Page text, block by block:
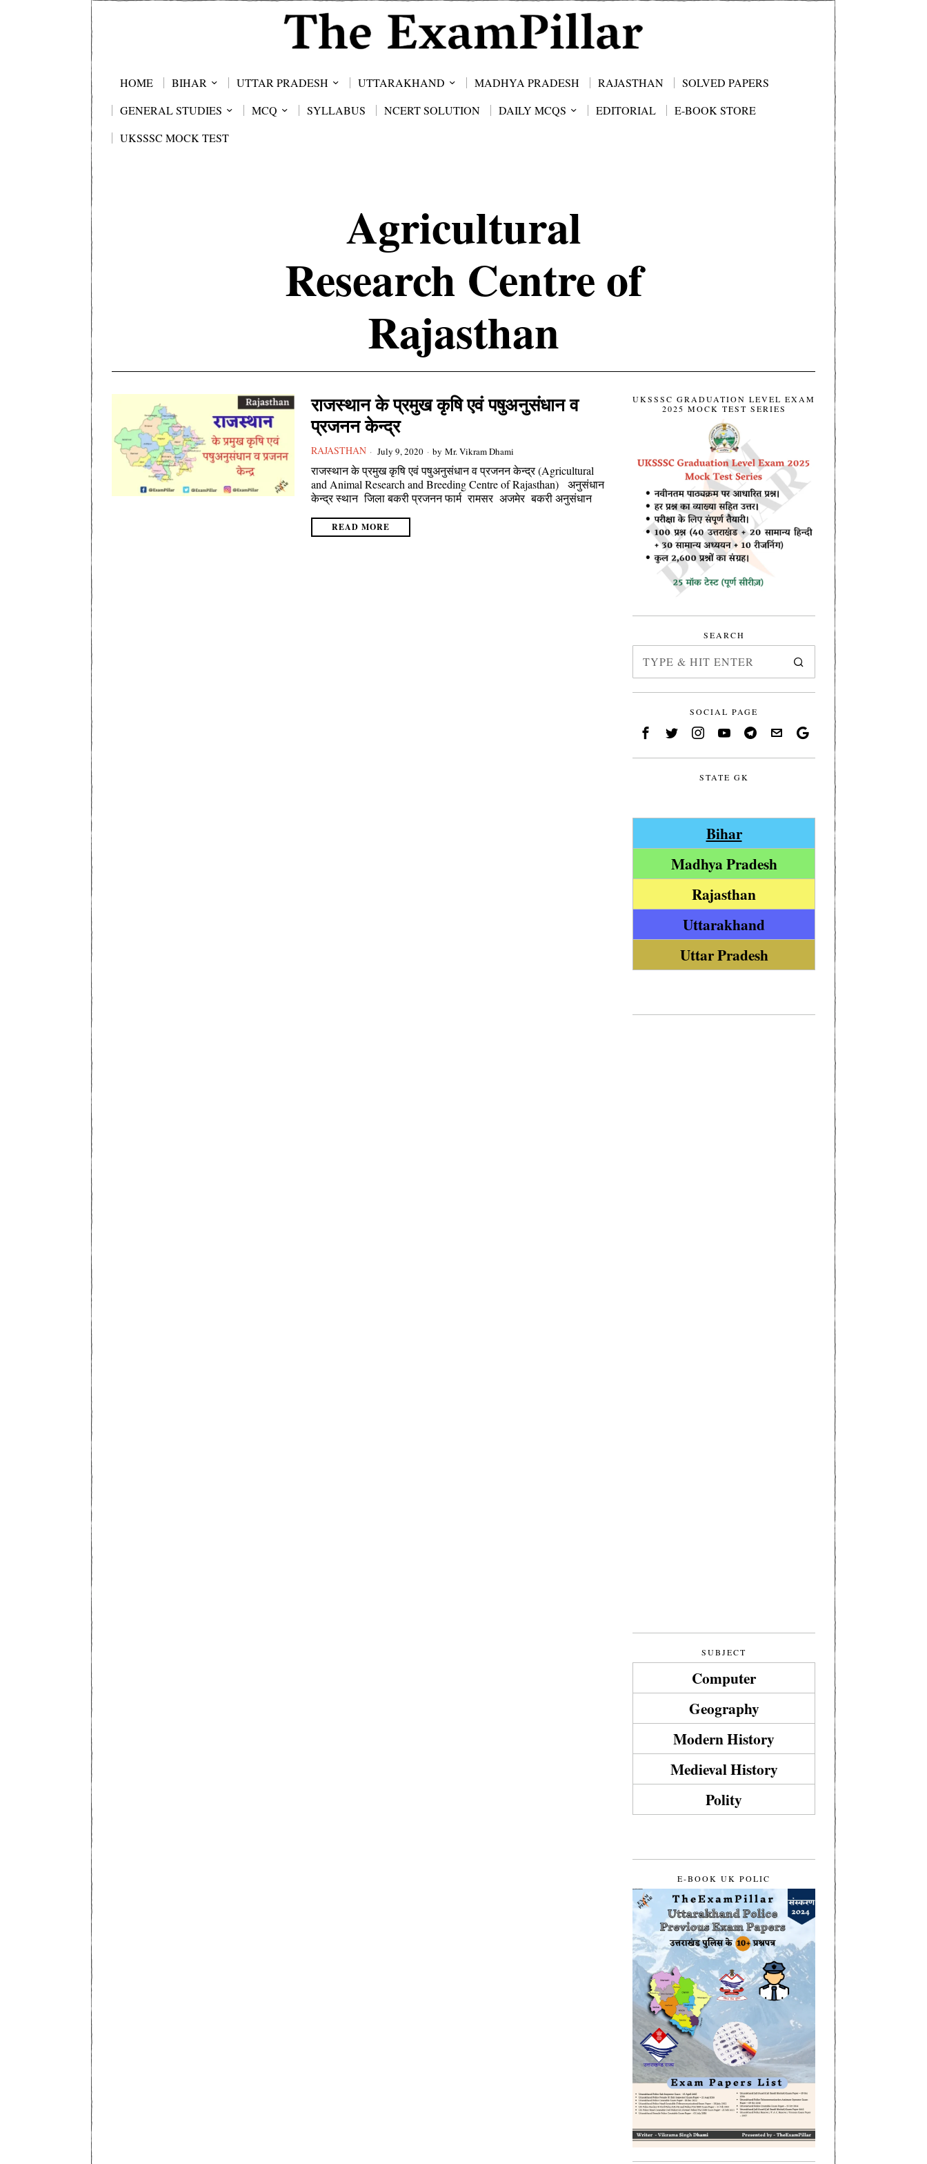
HOME BIHAR UTTAR PRADESH UTTARAKHAND MADHYA PRADESH RAJASTHAN
SOLVED PAPERS
GENERAL STUDIES
MCQ SYLLABUS NCERT SOLUTION DAILY MCQS EDITORIAL
E-BOOK STORE
UKSSSC MOCK TEST
Agricultural
Research Centre of
Rajasthan
राजस्थान के प्रमुख कृषि एवं पषुअनुसंधान व
प्रजनन केन्द्र
RAJASTHAN July 9, 2020 by Mr. Vikram Dhami
राजस्थान के प्रमुख कृषि एवं पषुअनुसंधान व प्रजनन केन्द्र (Agricultural
and Animal Research and Breeding Centre of Rajasthan) अनुसंधान
केन्द्र स्थान जिला बकरी प्रजनन फार्म रामसर अजमेर बकरी अनुसंधान
READ MORE
UKSSSC GRADUATION LEVEL EXAM
2025 MOCK TEST SERIES
SEARCH
SOCIAL PAGE
STATE GK
Bihar
Madhya Pradesh
Rajasthan
Uttarakhand
Uttar Pradesh
SUBJECT
Computer
Geography
Modern History
Medieval History
Polity
E-BOOK UK POLIC